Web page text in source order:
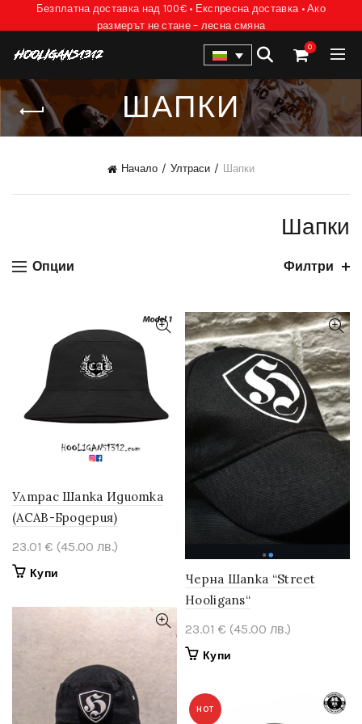
Безплатна доставка над 100€ • Експресна доставка • Ако
размерът не стане – лесна смяна
0
ШАПКИ
Начало Ултраси Шапки
Шапки
Опции Филтри
Ултрас Шапка Идиотка
(ACAB-Бродерия)
23.01 € (45.00 лв.)
Купи
has
multiple
The
options
may
be
Черна Шапка “Street
Hooligans“
23.01 € (45.00 лв.)
Купи
HOT